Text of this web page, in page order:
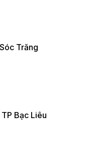
Trăng
Bạc Liêu